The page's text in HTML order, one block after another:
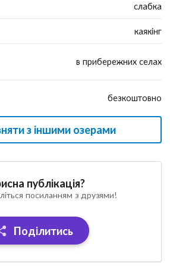
слабка
каякінг
в прибережних селах
безкоштовно
з іншими озерами
публікація?
посиланням з друзями!
Поділитись